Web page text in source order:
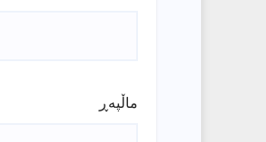
ماڵپه‌ڕ